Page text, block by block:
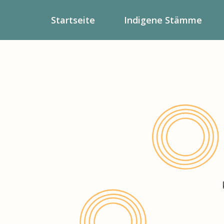
Startseite Indigene Stämme